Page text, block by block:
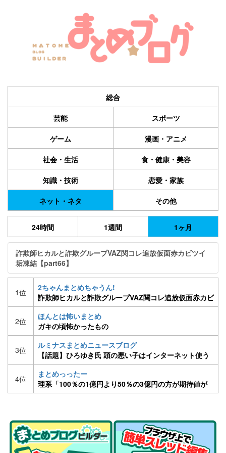
総合
芸能 スポーツ
ゲーム 漫画・アニメ
社会・生活 食・健康・美容
知識・技術 恋愛・家族
ネット・ネタ その他
24時間 1週間 1ヶ月
詐欺師ヒカルと詐欺グループVAZ関コレ追放仮面赤カビツイ
垢凍結【part66】
1位
2ちゃんまとめちゃうん!
詐欺師ヒカルと詐欺グループVAZ関コレ追放仮面赤カビ
ツイ垢凍結【part66】
2位
ほんとは怖いまとめ
ガキの頃怖かったもの
3位
ルミナスまとめニュースブログ
【話題】ひろゆき氏 頭の悪い子はインターネット使う
べきでないと発言 [08/23]
4位
まとめっったー
理系「100％の1億円より50％の3億円の方が期待値が
高い。1億を選ぶやつは馬鹿」文系ワイ「はえー」